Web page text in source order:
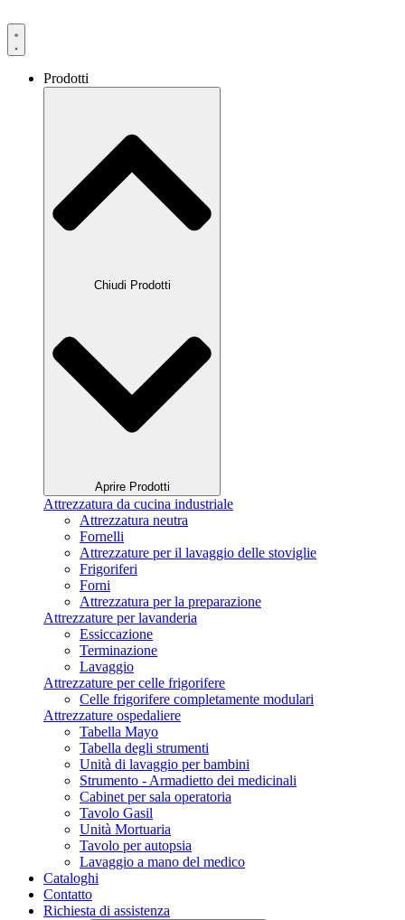
Prodotti
Chiudi Prodotti
Aprire Prodotti
Attrezzatura da cucina industriale
Attrezzatura neutra
Fornelli
Attrezzature per il lavaggio delle stoviglie
Frigoriferi
Forni
Attrezzatura per la preparazione
Attrezzature per lavanderia
Essiccazione
Terminazione
Lavaggio
Attrezzature per celle frigorifere
Celle frigorifere completamente modulari
Attrezzature ospedaliere
Tabella Mayo
Tabella degli strumenti
Unità di lavaggio per bambini
Strumento - Armadietto dei medicinali
Cabinet per sala operatoria
Tavolo Gasil
Unità Mortuaria
Tavolo per autopsia
Lavaggio a mano del medico
Cataloghi
Contatto
Richiesta di assistenza